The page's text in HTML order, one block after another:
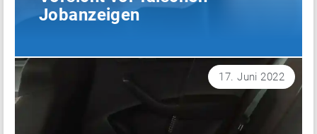
Jobanzeigen
17. Juni 2022